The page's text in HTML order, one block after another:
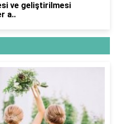
ve geliştirilmesi
a..